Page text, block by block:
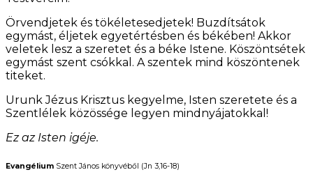
Örvendjetek és tökéletesedjetek! Buzdítsátok
egymást, éljetek egyetértésben és békében! Akkor
veletek lesz a szeretet és a béke Istene. Köszöntsétek
egymást szent csókkal. A szentek mind köszöntenek
titeket.
Urunk Jézus Krisztus kegyelme, Isten szeretete és a
Szentlélek közössége legyen mindnyájatokkal!
Ez az Isten igéje.
Evangélium Szent János könyvéből (Jn 3,16-18)